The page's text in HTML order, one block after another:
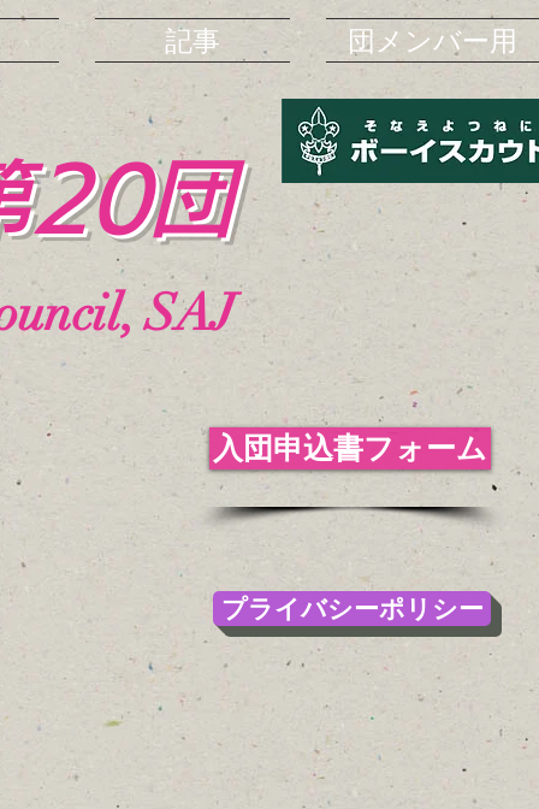
記事 団メンバー用
20団
SAJ
入団申込書フォーム
プライバシーポリシー